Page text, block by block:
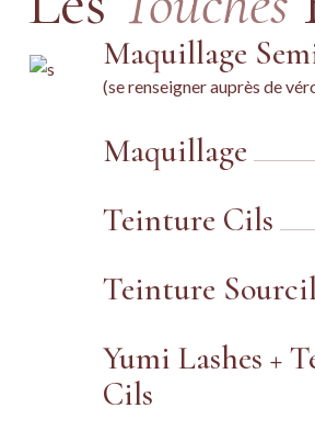
Maquillage
(se renseigner auprès de
Maquillage
Teinture Cils
Teinture
Yumi Lashes +
Cils